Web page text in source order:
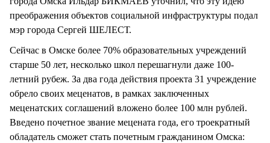
преображения объектов социальной инфраструктуры подал
мэр города Сергей ШЕЛЕСТ.
Сейчас в Омске более 70% образовательных учреждений
старше 50 лет, несколько школ перешагнули даже 100-
летний рубеж. За два года действия проекта 31 учреждение
обрело своих меценатов, в рамках заключенных
меценатских соглашений вложено более 100 млн рублей.
Введено почетное звание мецената года, его троекратный
обладатель сможет стать почетным гражданином Омска: